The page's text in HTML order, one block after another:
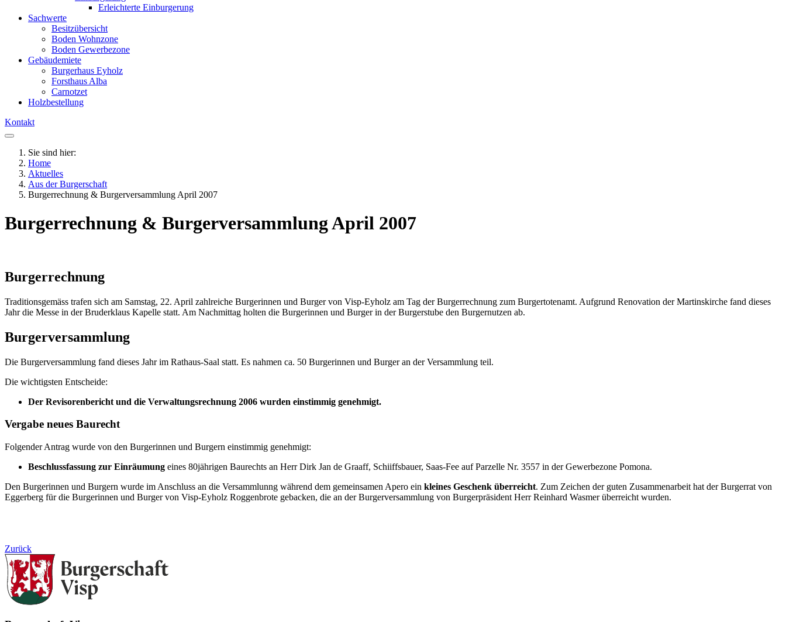
Erleichterte Einburgerung
Sachwerte
Besitzübersicht
Boden Wohnzone
Boden Gewerbezone
Gebäudemiete
Burgerhaus Eyholz
Forsthaus Alba
Carnotzet
Holzbestellung
Kontakt
Sie sind hier:
Home
Aktuelles
Aus der Burgerschaft
Burgerrechnung & Burgerversammlung April 2007
Burgerrechnung & Burgerversammlung April 2007
Burgerrechnung
Traditionsgemäss trafen sich am Samstag, 22. April zahlreiche Burgerinnen und Burger von Visp-Eyholz am Tag der Burgerrechnung zum Burgertotenamt. Aufgrund Renovation der Martinskirche fand dieses
Jahr die Messe in der Bruderklaus Kapelle statt. Am Nachmittag holten die Burgerinnen und Burger in der Burgerstube den Burgernutzen ab.
Burgerversammlung
Die Burgerversammlung fand dieses Jahr im Rathaus-Saal statt. Es nahmen ca. 50 Burgerinnen und Burger an der Versammlung teil.
Die wichtigsten Entscheide:
Der Revisorenbericht und die Verwaltungsrechnung 2006 wurden einstimmig genehmigt.
Vergabe neues Baurecht
Folgender Antrag wurde von den Burgerinnen und Burgern einstimmig genehmigt:
Beschlussfassung zur Einräumung eines 80jährigen Baurechts an Herr Dirk Jan de Graaff, Schiiffsbauer, Saas-Fee auf Parzelle Nr. 3557 in der Gewerbezone Pomona.
Den Burgerinnen und Burgern wurde im Anschluss an die Versammlunng während dem gemeinsamen Apero ein kleines Geschenk überreicht. Zum Zeichen der guten Zusammenarbeit hat der Burgerrat von
Eggerberg für die Burgerinnen und Burger von Visp-Eyholz Roggenbrote gebacken, die an der Burgerversammlung von Burgerpräsident Herr Reinhard Wasmer überreicht wurden.
Zurück